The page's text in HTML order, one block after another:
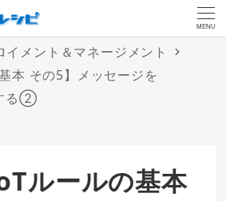
MENU
イメント＆マネージメント
本 その5】メッセージを
る②
ルールの基本